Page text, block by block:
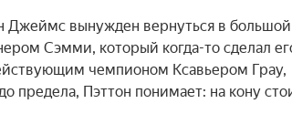
Джеймс вынужден вернуться в большой
Сэмми, который когда-то сделал
чемпионом Ксавьером Грау,
предела, Пэттон понимает: на кону